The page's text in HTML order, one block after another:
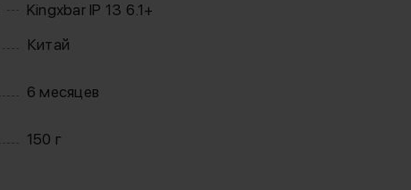
Kingxbar IP 13 6.1+
Китай
6 месяцев
150 г